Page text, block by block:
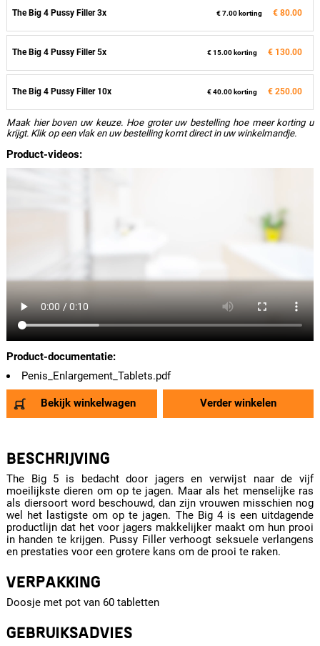
The Big 4 Pussy Filler 3x € 7.00 korting € 80.00
The Big 4 Pussy Filler 5x € 15.00 korting € 130.00
The Big 4 Pussy Filler 10x € 40.00 korting € 250.00
Maak hier boven uw keuze. Hoe groter uw bestelling hoe meer korting u
krijgt. Klik op een vlak en uw bestelling komt direct in uw winkelmandje.
Product-videos:
Product-documentatie:
Penis_Enlargement_Tablets.pdf
Bekijk winkelwagen Verder winkelen
BESCHRIJVING
The Big 5 is bedacht door jagers en verwijst naar de vijf
moeilijkste dieren om op te jagen. Maar als het menselijke ras
als diersoort word beschouwd, dan zijn vrouwen misschien nog
wel het lastigste om op te jagen. The Big 4 is een uitdagende
productlijn dat het voor jagers makkelijker maakt om hun prooi
in handen te krijgen. Pussy Filler verhoogt seksuele verlangens
en prestaties voor een grotere kans om de prooi te raken.
VERPAKKING
Doosje met pot van 60 tabletten
GEBRUIKSADVIES